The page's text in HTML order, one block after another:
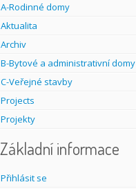
A-Rodinné domy
Aktualita
Archiv
B-Bytové a administrativní domy
C-Veřejné stavby
Projects
Projekty
Základní informace
Přihlásit se